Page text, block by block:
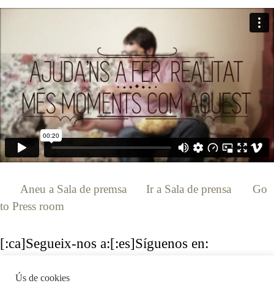
Aneu a Sala de premsa Ir a Sala de prensa
Go
to Press room
[:ca]Segueix-nos a:[:es]Síguenos en:
Ús de cookies